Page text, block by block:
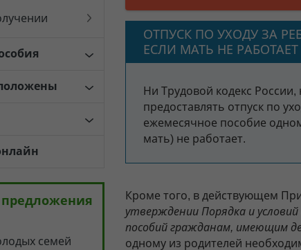
семей
ОТПУСК ПО УХОДУ ЗА
ЕСЛИ МАТЬ НЕ РАБОТАЕТ
Ни Трудовой кодекс
предоставлять отпуск по
ежемесячное пособие
мать) не работает.
Кроме того, в действующем
утверждении Порядка и
пособий гражданам, имеющим
одному из родителей